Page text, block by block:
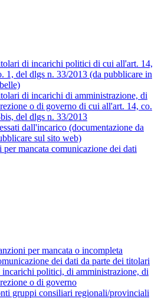
di incarichi politici di cui all'art. 14,
1, del dlgs n. 33/2013 (da pubblicare in
di incarichi di amministrazione, di
o di governo di cui all'art. 14, co.
del dlgs n. 33/2013
dall'incarico (documentazione da
sul sito web)
per mancata comunicazione dei dati
per mancata o incompleta
dei dati da parte dei titolari
incarichi politici, di amministrazione, di
o di governo
gruppi consiliari regionali/provinciali